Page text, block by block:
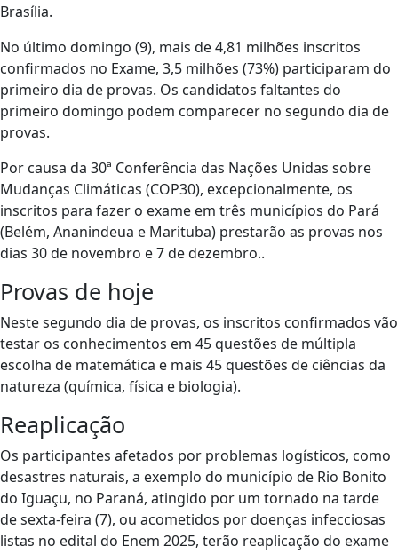
Brasília.
No último domingo (9), mais de 4,81 milhões inscritos
confirmados no Exame, 3,5 milhões (73%) participaram do
primeiro dia de provas. Os candidatos faltantes do
primeiro domingo podem comparecer no segundo dia de
provas.
Por causa da 30ª Conferência das Nações Unidas sobre
Mudanças Climáticas (COP30), excepcionalmente, os
inscritos para fazer o exame em três municípios do Pará
(Belém, Ananindeua e Marituba) prestarão as provas nos
dias 30 de novembro e 7 de dezembro..
Provas de hoje
Neste segundo dia de provas, os inscritos confirmados vão
testar os conhecimentos em 45 questões de múltipla
escolha de matemática e mais 45 questões de ciências da
natureza (química, física e biologia).
Reaplicação
Os participantes afetados por problemas logísticos, como
desastres naturais, a exemplo do município de Rio Bonito
do Iguaçu, no Paraná, atingido por um tornado na tarde
de sexta-feira (7), ou acometidos por doenças infecciosas
listas no edital do Enem 2025, terão reaplicação do exame